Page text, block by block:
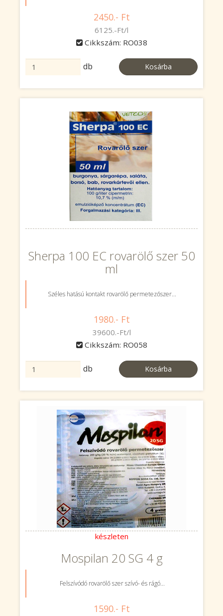
2450.- Ft
6125.-Ft/l
Cikkszám: RO038
db Kosárba
Sherpa 100 EC rovarölő szer 50
ml
Széles hatású kontakt rovarölő permetezőszer...
1980.- Ft
39600.-Ft/l
Cikkszám: RO058
db Kosárba
készleten
Mospilan 20 SG 4 g
Felszívódó rovarölő szer szívó- és rágó...
1590.- Ft